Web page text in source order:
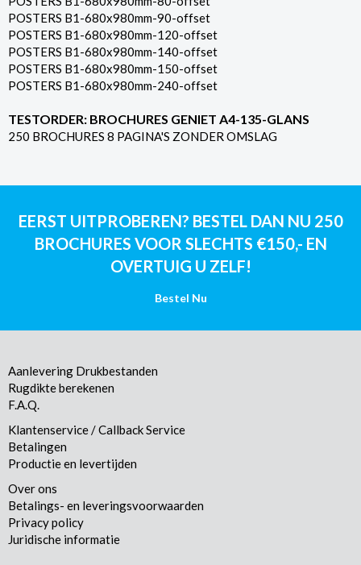
POSTERS B1-680x980mm-90-offset
POSTERS B1-680x980mm-120-offset
POSTERS B1-680x980mm-140-offset
POSTERS B1-680x980mm-150-offset
POSTERS B1-680x980mm-240-offset
TESTORDER: BROCHURES GENIET A4-135-GLANS
250 BROCHURES 8 PAGINA'S ZONDER OMSLAG
EERST UITPROBEREN? BESTEL DAN NU 250
BROCHURES VOOR SLECHTS €150,- EN
OVERTUIG U ZELF!
Bestel Nu
Aanlevering Drukbestanden
Rugdikte berekenen
F.A.Q.
Klantenservice / Callback Service
Betalingen
Productie en levertijden
Over ons
Betalings- en leveringsvoorwaarden
Privacy policy
Juridische informatie